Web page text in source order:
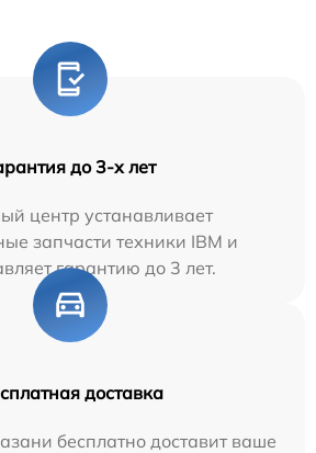
до 3-х лет
центр устанавливает
запчасти техники IBM и
гарантию до 3 лет.
доставка
бесплатно доставит ваше